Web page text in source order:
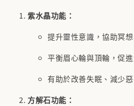
紫水晶功能：
提升靈性意識，協助冥
平衡眉心輪與頂輪，促
有助於改善失眠、減少
方解石功能：